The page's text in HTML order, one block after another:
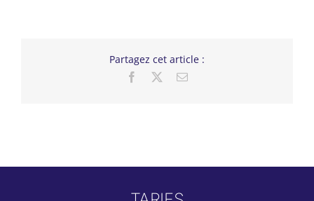
Partagez cet article :
Facebook Email